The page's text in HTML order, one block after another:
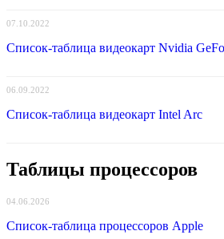
07.10.2022
Список-таблица видеокарт Nvidia
06.09.2022
Список-таблица видеокарт Intel Arc
Таблицы процессоров
04.06.2026
Список-таблица процессоров Apple